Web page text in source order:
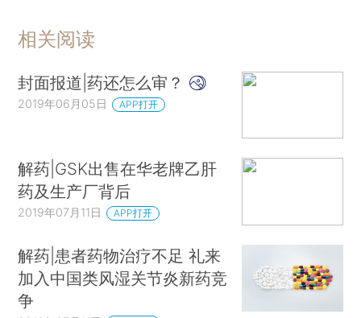
相关阅读
封面报道|药还怎么审？
2019年06月05日 APP打开
解药|GSK出售在华老牌乙肝
药及生产厂背后
2019年07月11日 APP打开
解药|患者药物治疗不足 礼来
加入中国类风湿关节炎新药竞
争